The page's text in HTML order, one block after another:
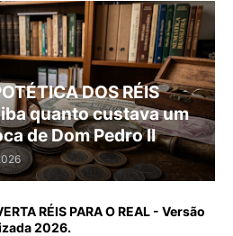
DOS RÉIS
quanto custava um
de Dom Pedro II
RÉIS PARA O REAL - Versão
2026.